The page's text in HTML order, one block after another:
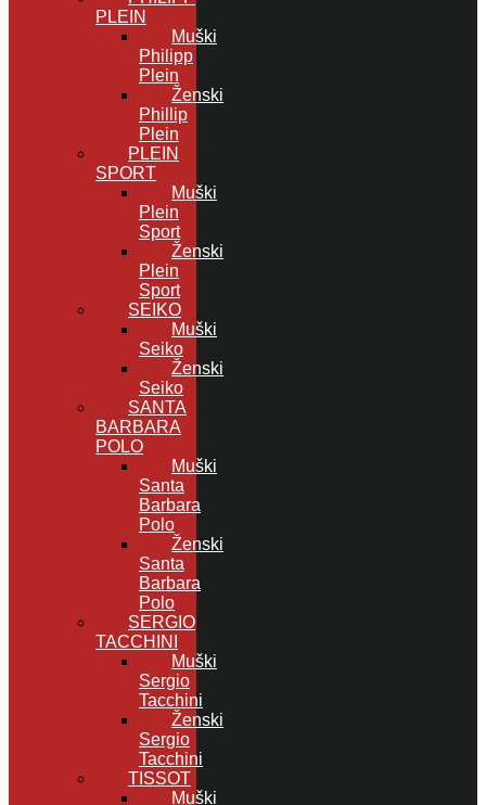
PLEIN
Muški
Philipp
Plein
Ženski
Phillip
Plein
PLEIN
SPORT
Muški
Plein
Sport
Ženski
Plein
Sport
SEIKO
Muški
Seiko
Ženski
Seiko
SANTA
BARBARA
POLO
Muški
Santa
Barbara
Polo
Ženski
Santa
Barbara
Polo
SERGIO
TACCHINI
Muški
Sergio
Tacchini
Ženski
Sergio
Tacchini
TISSOT
Muški